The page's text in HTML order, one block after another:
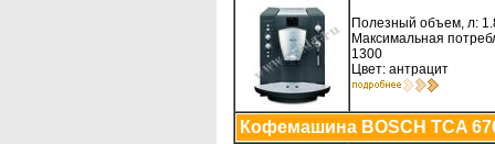
Полезный объем, л:
Максимальная
1300
Цвет: антрацит
Кофемашина BOSCH TCA